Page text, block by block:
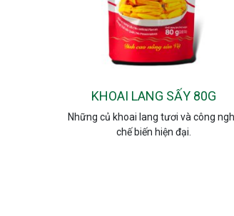
KHOAI LANG SẤY 80G
Những củ khoai lang tươi và công
chế biến hiện đại.